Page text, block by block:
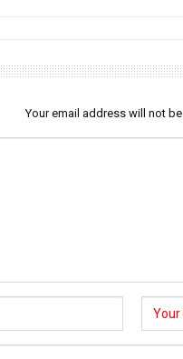
Your email address will not be